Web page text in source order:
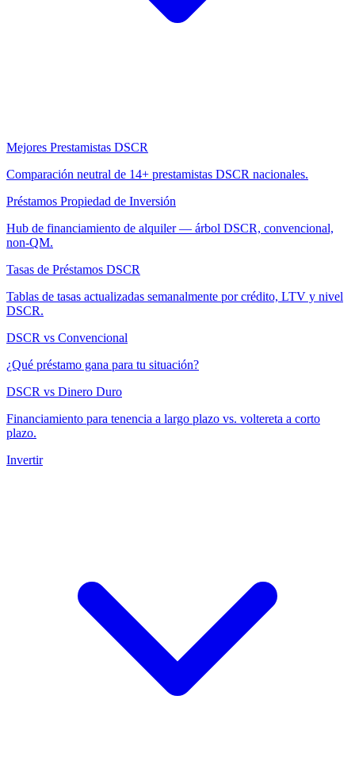
Mejores Prestamistas DSCR
Comparación neutral de 14+ prestamistas DSCR nacionales.
Préstamos Propiedad de Inversión
Hub de financiamiento de alquiler — árbol DSCR, convencional,
non-QM.
Tasas de Préstamos DSCR
Tablas de tasas actualizadas semanalmente por crédito, LTV y nivel
DSCR.
DSCR vs Convencional
¿Qué préstamo gana para tu situación?
DSCR vs Dinero Duro
Financiamiento para tenencia a largo plazo vs. voltereta a corto
plazo.
Invertir